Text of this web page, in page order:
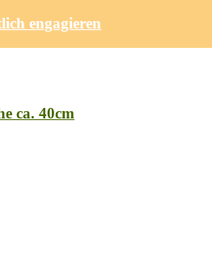
engagieren
ca. 40cm